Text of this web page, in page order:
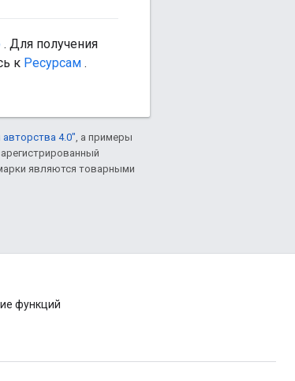
. Для получения
к Ресурсам .
авторства 4.0", а примеры
являются товарными
функций